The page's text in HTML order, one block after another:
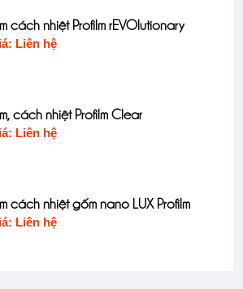
cách nhiệt Profilm rEVOlutionary
Liên hệ
cách nhiệt Profilm Clear
Liên hệ
cách nhiệt gốm nano LUX Profilm
Liên hệ